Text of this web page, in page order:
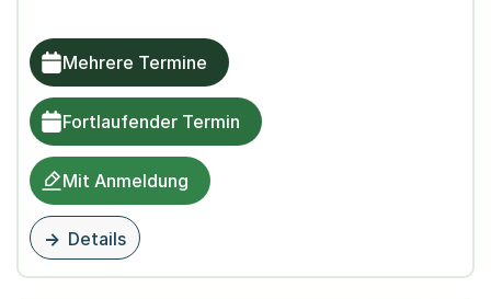
Mehrere Termine
Fortlaufender Termin
Mit Anmeldung
Details
zu dieser Veranstaltung